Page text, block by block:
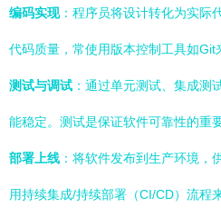
编码实现：程序员将设计转化为实际
代码质量，常使用版本控制工具如Git
测试与调试 ：通过单元测试、集成测
能稳定。测试是保证软件可靠性的重
部署上线 ：将软件发布到生产环境，
用持续集成/持续部署（CI/CD）流程